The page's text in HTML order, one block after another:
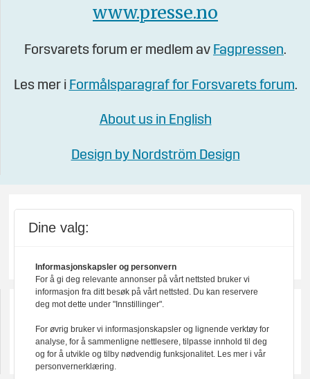
www.presse.no
Forsvarets forum er medlem av Fagpressen.
Les mer i Formålsparagraf for Forsvarets forum.
About us in English
Design by Nordström Design
Dine valg:
Informasjonskapsler og personvern
For å gi deg relevante annonser på vårt nettsted bruker vi
informasjon fra ditt besøk på vårt nettsted. Du kan reservere
deg mot dette under "Innstillinger".
For øvrig bruker vi informasjonskapsler og lignende verktøy for
analyse, for å sammenligne nettlesere, tilpasse innhold til deg
og for å utvikle og tilby nødvendig funksjonalitet. Les mer i vår
personvernerklæring.